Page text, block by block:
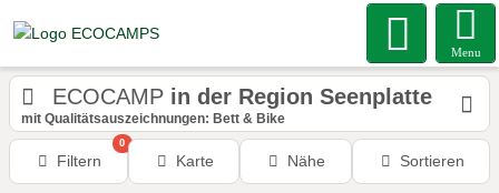
Menu
ECOCAMP in der Region Seenplatte
mit Qualitätsauszeichnungen: Bett & Bike
Filtern
0
Karte Nähe Sortieren